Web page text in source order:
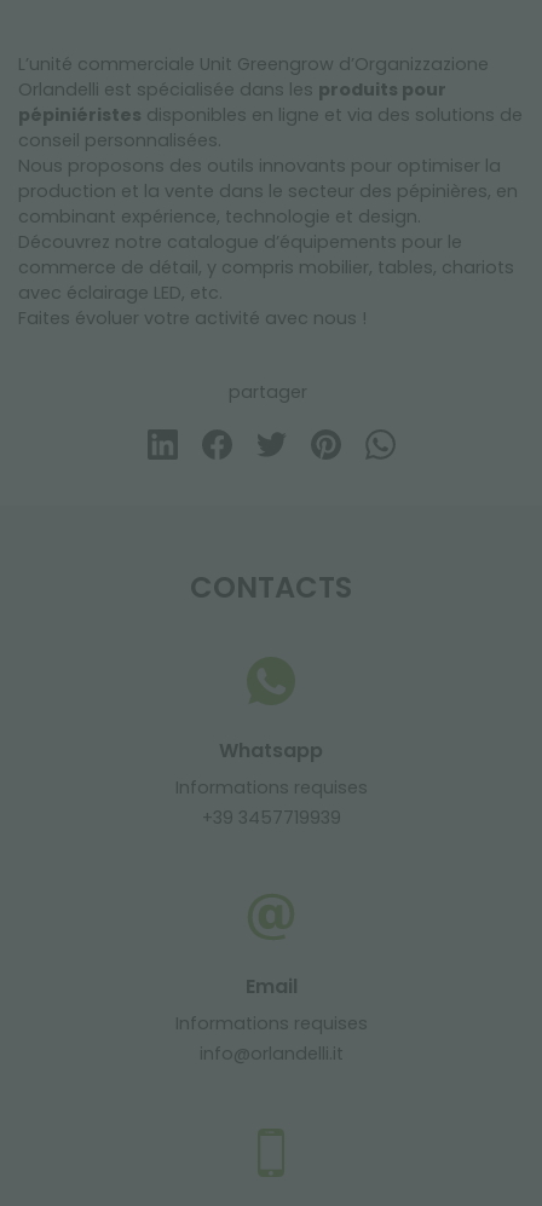
L’unité commerciale Unit Greengrow d’Organizzazione
Orlandelli est spécialisée dans les produits pour
pépiniéristes disponibles en ligne et via des solutions de
conseil personnalisées.
Nous proposons des outils innovants pour optimiser la
production et la vente dans le secteur des pépinières, en
combinant expérience, technologie et design.
Découvrez notre catalogue d’équipements pour le
commerce de détail, y compris mobilier, tables, chariots
avec éclairage LED, etc.
Faites évoluer votre activité avec nous !
partager
CONTACTS
Whatsapp
Informations requises
+39 3457719939
Email
Informations requises
info@orlandelli.it